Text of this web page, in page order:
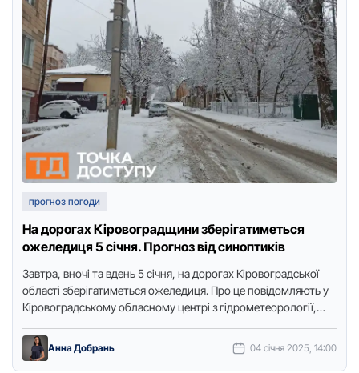
прогноз погоди
На дорогах Кіровоградщини зберігатиметься
ожеледиця 5 січня. Прогноз від синоптиків
Завтра, вночі та вдень 5 січня, на дорогах Кіровоградської
області зберігатиметься ожеледиця. Про це повідомляють у
Кіровоградському обласному центрі з гідрометеорології,
Анна Добрань 04 січня 2025, 14:00